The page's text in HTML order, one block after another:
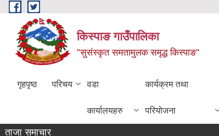
Skip to main content
किस्पाङ गाउँपालिका
"सुसंस्कृत समतामुलक समृद्ध किस्पाङ"
गृहपृष्ठ परिचय वडा
कार्यालयहरु
कार्यक्रम तथा
परियोजना
ताजा समाचार